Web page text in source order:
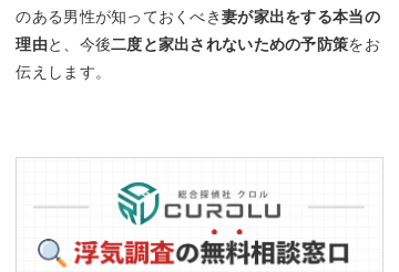
のある男性が知っておくべき妻が家出をする本当の
理由と、今後二度と家出されないための予防策をお
伝えします。